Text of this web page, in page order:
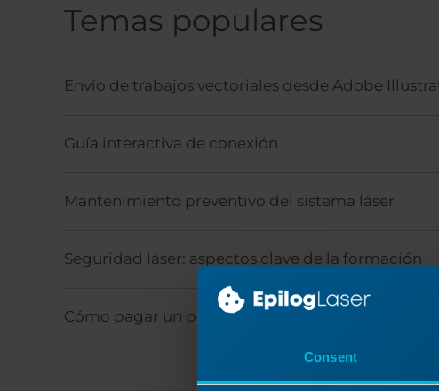
Consent
Temas populares
Envío de trabajos vectoriales desde Adobe
Guía interactiva de conexión
Mantenimiento preventivo del sistema láser
Seguridad láser: aspectos clave de la formación
Cómo pagar un pedido